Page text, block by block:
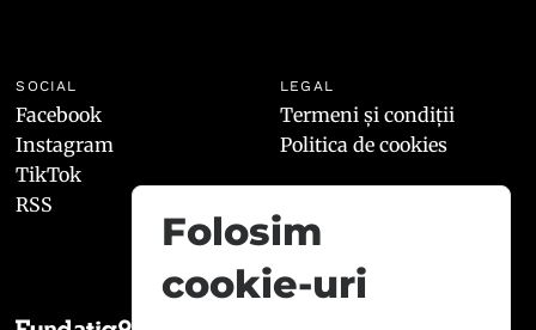
SOCIAL
Facebook
Instagram
TikTok
RSS
LEGAL
Termeni și condiții
Politica de cookies
Folosim
cookie-uri